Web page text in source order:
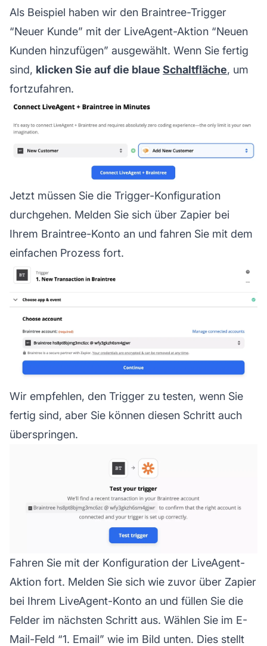
Als Beispiel haben wir den Braintree-Trigger
“Neuer Kunde” mit der LiveAgent-Aktion “Neuen
Kunden hinzufügen” ausgewählt. Wenn Sie fertig
sind, klicken Sie auf die blaue Schaltfläche, um
fortzufahren.
Jetzt müssen Sie die Trigger-Konfiguration
durchgehen. Melden Sie sich über Zapier bei
Ihrem Braintree-Konto an und fahren Sie mit dem
einfachen Prozess fort.
Wir empfehlen, den Trigger zu testen, wenn Sie
fertig sind, aber Sie können diesen Schritt auch
überspringen.
Fahren Sie mit der Konfiguration der LiveAgent-
Aktion fort. Melden Sie sich wie zuvor über Zapier
bei Ihrem LiveAgent-Konto an und füllen Sie die
Felder im nächsten Schritt aus. Wählen Sie im E-
Mail-Feld “1. Email” wie im Bild unten. Dies stellt